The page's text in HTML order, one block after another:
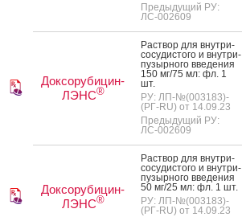
Предыдущий РУ:
ЛС-002609
Доксорубицин-
ЛЭНС®
Рас­твор для внут­ри­
сосу­дис­то­го и внут­ри­
пузыр­но­го вве­дения
150 мг/75 мл: фл. 1
шт.
РУ: ЛП-№(003183)-
(РГ-RU) от 14.09.23
Предыдущий РУ:
ЛС-002609
Доксорубицин-
ЛЭНС®
Рас­твор для внут­ри­
сосу­дис­то­го и внут­ри­
пузыр­но­го вве­дения
50 мг/25 мл: фл. 1 шт.
РУ: ЛП-№(003183)-
(РГ-RU) от 14.09.23